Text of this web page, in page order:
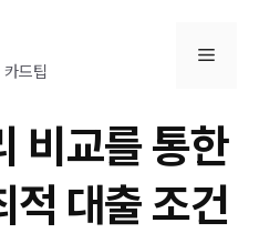
드팁
메
뉴
비교를 통한
적 대출 조건